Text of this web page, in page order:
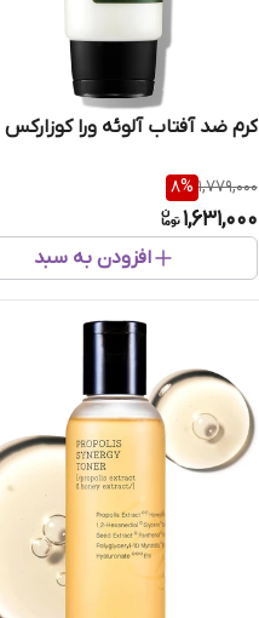
کرم ضد آفتاب آلوئه ورا کوزارکس
1,779,000
8%
1,631,000
افزودن به سبد